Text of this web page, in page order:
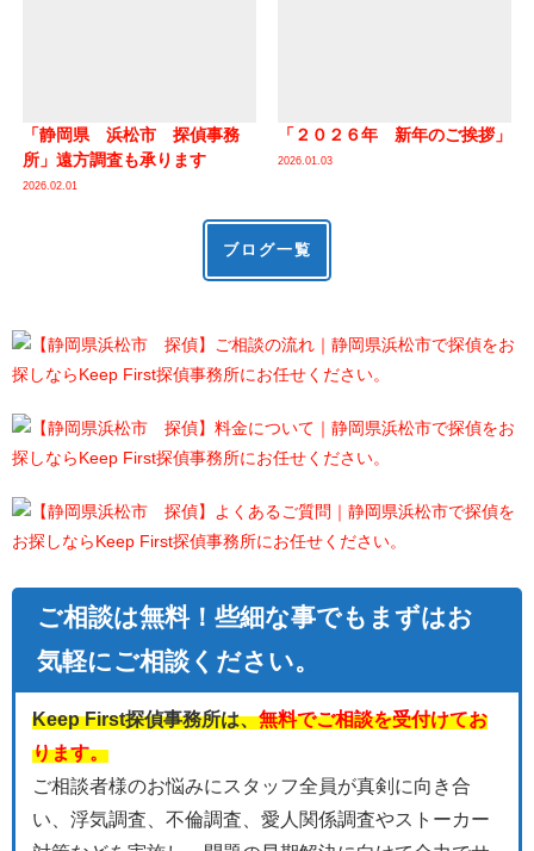
「静岡県 浜松市 探偵事務
所」遠方調査も承ります
2026.02.01
「２０２６年 新年のご挨拶」
2026.01.03
ブログ一覧
ご相談は無料！些細な事でもまずはお
気軽にご相談ください。
Keep First探偵事務所は、無料でご相談を受付けてお
ります。
ご相談者様のお悩みにスタッフ全員が真剣に向き合
い、浮気調査、不倫調査、愛人関係調査やストーカー